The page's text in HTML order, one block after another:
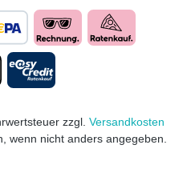
zzgl. Versandkosten
wenn nicht anders angegeben.